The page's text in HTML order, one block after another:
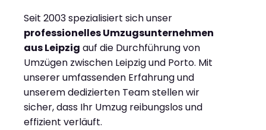
Seit 2003 spezialisiert sich unser
professionelles Umzugsunternehmen
aus Leipzig auf die Durchführung von
Umzügen zwischen Leipzig und Porto. Mit
unserer umfassenden Erfahrung und
unserem dedizierten Team stellen wir
sicher, dass Ihr Umzug reibungslos und
effizient verläuft.